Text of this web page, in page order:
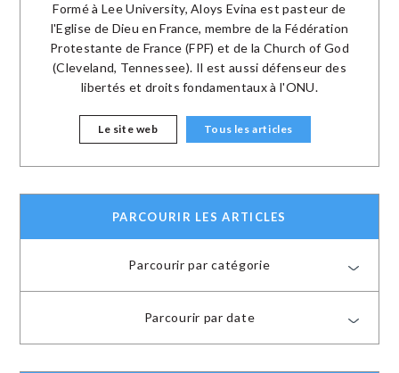
Formé à Lee University, Aloys Evina est pasteur de
l'Eglise de Dieu en France, membre de la Fédération
Protestante de France (FPF) et de la Church of God
(Cleveland, Tennessee). Il est aussi défenseur des
libertés et droits fondamentaux à l'ONU.
Le site web Tous les articles
PARCOURIR LES ARTICLES
Parcourir par catégorie
Parcourir par date